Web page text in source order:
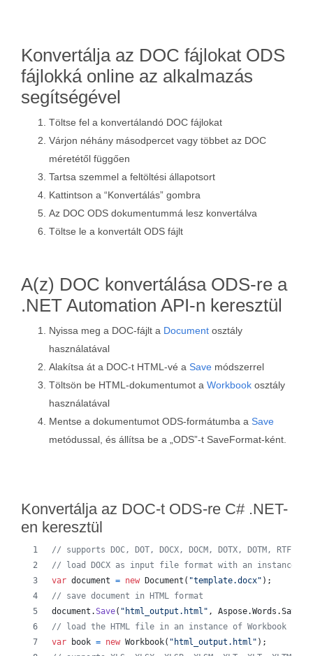
Konvertálja az DOC fájlokat ODS
fájlokká online az alkalmazás
segítségével
Töltse fel a konvertálandó DOC fájlokat
Várjon néhány másodpercet vagy többet az DOC
méretétől függően
Tartsa szemmel a feltöltési állapotsort
Kattintson a “Konvertálás” gombra
Az DOC ODS dokumentummá lesz konvertálva
Töltse le a konvertált ODS fájlt
A(z) DOC konvertálása ODS-re a
.NET Automation API-n keresztül
Nyissa meg a DOC-fájlt a Document osztály
használatával
Alakítsa át a DOC-t HTML-vé a Save módszerrel
Töltsön be HTML-dokumentumot a Workbook osztály
használatával
Mentse a dokumentumot ODS-formátumba a Save
metódussal, és állítsa be a „ODS”-t SaveFormat-ként.
Konvertálja az DOC-t ODS-re C# .NET-
en keresztül
// supports DOC, DOT, DOCX, DOCM, DOTX, DOTM, RTF,
// load DOCX as input file format with an instance of
var document = new Document ( "template.docx" ) ;
// save document in HTML format
document .Save( "html_output.html" , Aspose.Words .
// load the HTML file in an instance of Workbook
var
book = new Workbook( "html_output.html" ) ;